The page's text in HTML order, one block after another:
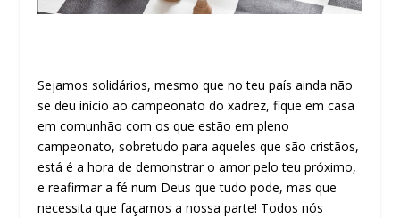
Sejamos solidários, mesmo que no teu país ainda não
se deu início ao campeonato do xadrez, fique em casa
em comunhão com os que estão em pleno
campeonato, sobretudo para aqueles que são cristãos,
está é a hora de demonstrar o amor pelo teu próximo,
e reafirmar a fé num Deus que tudo pode, mas que
necessita que façamos a nossa parte! Todos nós